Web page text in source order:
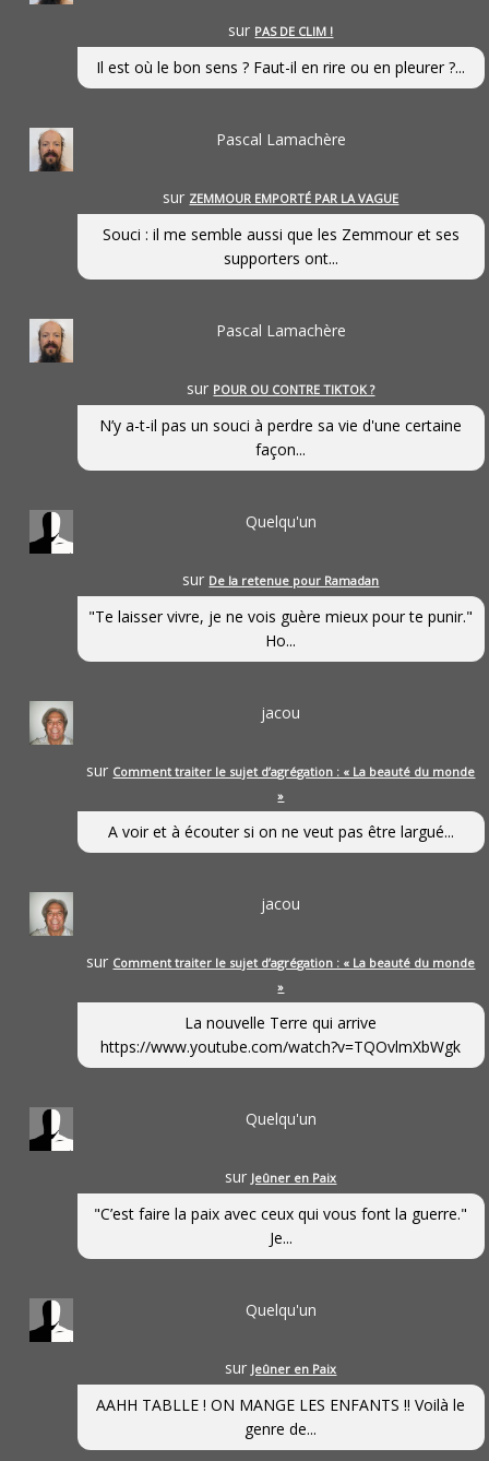
sur PAS DE CLIM !
Il est où le bon sens ? Faut-il en rire ou en pleurer ?...
Pascal Lamachère
sur ZEMMOUR EMPORTÉ PAR LA VAGUE
Souci : il me semble aussi que les Zemmour et ses
supporters ont...
Pascal Lamachère
sur POUR OU CONTRE TIKTOK ?
N’y a-t-il pas un souci à perdre sa vie d'une certaine
façon...
Quelqu'un
sur De la retenue pour Ramadan
"Te laisser vivre, je ne vois guère mieux pour te punir."
Ho...
jacou
sur Comment traiter le sujet d’agrégation : « La beauté du monde
»
A voir et à écouter si on ne veut pas être largué...
jacou
sur Comment traiter le sujet d’agrégation : « La beauté du monde
»
La nouvelle Terre qui arrive
https://www.youtube.com/watch?v=TQOvlmXbWgk
Quelqu'un
sur Jeûner en Paix
"C’est faire la paix avec ceux qui vous font la guerre."
Je...
Quelqu'un
sur Jeûner en Paix
AAHH TABLLE ! ON MANGE LES ENFANTS !! Voilà le
genre de...